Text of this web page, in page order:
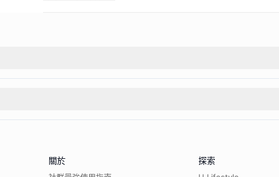
關於 探索